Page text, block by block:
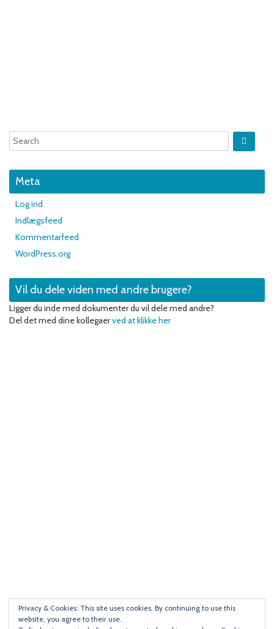
Meta
Log ind
Indlægsfeed
Kommentarfeed
WordPress.org
Vil du dele viden med andre brugere?
Ligger du inde med dokumenter du vil dele med andre?
Del det med dine kollegaerved at klikke her
Privacy & Cookies: This site uses cookies. By continuing to use this
website, you agree to their use.